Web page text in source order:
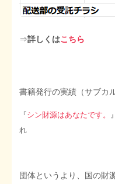
⇒詳しくはこちら
書籍発行の実績（サブカ
『シン財源はあなたです。
れ
団体というより、国の財